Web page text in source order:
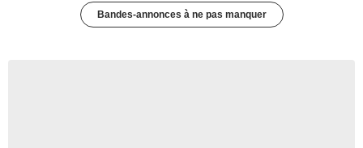
Bandes-annonces à ne pas manquer